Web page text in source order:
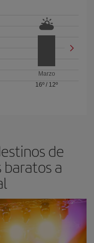
Marzo
16º / 12º
de
a